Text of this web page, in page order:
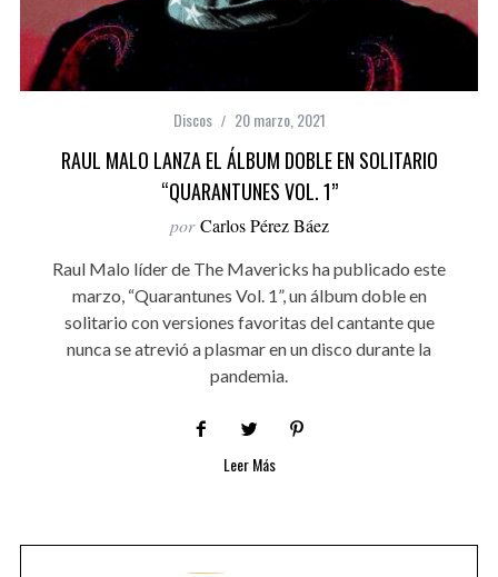
Discos 20 marzo, 2021
RAUL MALO LANZA EL ÁLBUM DOBLE EN SOLITARIO
“QUARANTUNES VOL. 1”
por Carlos Pérez Báez
Raul Malo líder de The Mavericks ha publicado este
marzo, “Quarantunes Vol. 1”, un álbum doble en
solitario con versiones favoritas del cantante que
nunca se atrevió a plasmar en un disco durante la
pandemia.
Leer Más